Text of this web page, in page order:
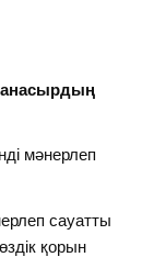
мәнерлеп
сауатты
қорын